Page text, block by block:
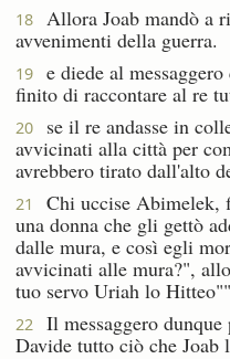
18
Allora Joab mandò a
avvenimenti della guerra.
19
e diede al
finito di raccontare al re
20
se il re andasse in
avvicinati alla città per
avrebbero tirato dall'alto
21
Chi uccise Abimelek,
una donna che gli gettò
dalle mura, e così egli
avvicinati alle mura?",
tuo servo Uriah lo
22
Il messaggero
Davide tutto ciò che Joab